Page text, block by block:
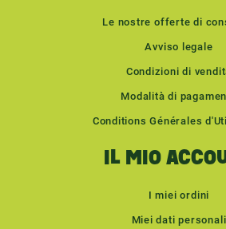
Le nostre offerte di
Avviso legale
Condizioni di
Modalità di
Conditions Générales
IL MIO
I miei ordini
Miei dati personali